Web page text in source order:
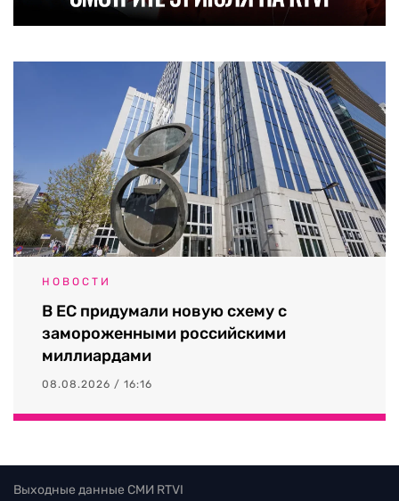
НОВОСТИ
В ЕС придумали новую схему с
замороженными российскими
миллиардами
08.08.2026 / 16:16
Выходные данные СМИ RTVI